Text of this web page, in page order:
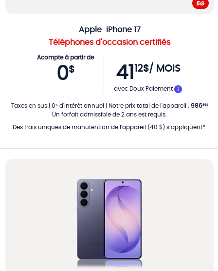
Apple
iPhone 17
Téléphones d'occasion certifiés
Acompte à partir de
0$ 41 12$/ MOIS
PAR MOIS
avec Doux Paiement
Taxes en sus| 0% d'intérêt annuel Notre prix total de l'appareil : 98685$
Un forfait admissible de 2 ans est requis.
Des frais uniques de manutention de l'appareil (40 $) s’appliquent*.